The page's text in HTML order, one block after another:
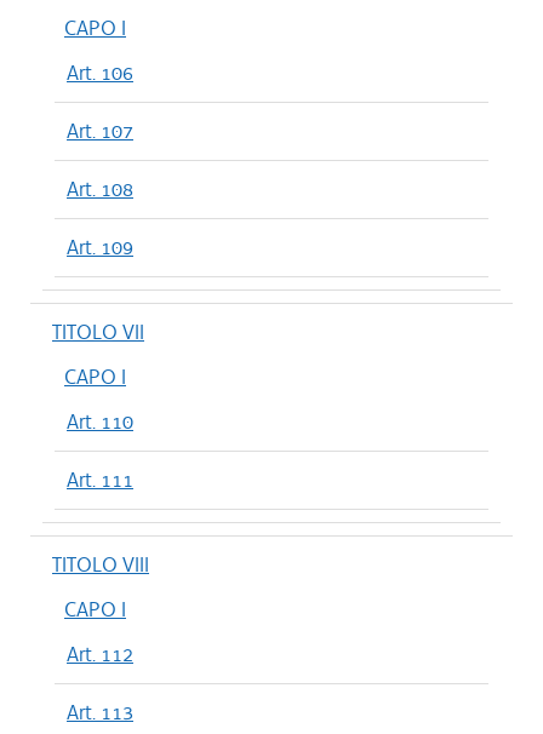
CAPO I
Art. 106
Art. 107
Art. 108
Art. 109
TITOLO VII
CAPO I
Art. 110
Art. 111
TITOLO VIII
CAPO I
Art. 112
Art. 113